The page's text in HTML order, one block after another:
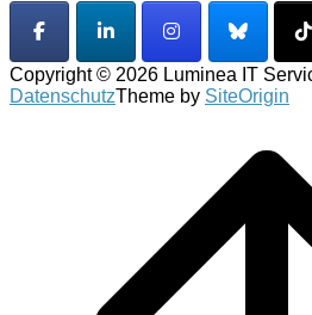
Copyright © 2026 Luminea IT
DatenschutzTheme by SiteOrigin